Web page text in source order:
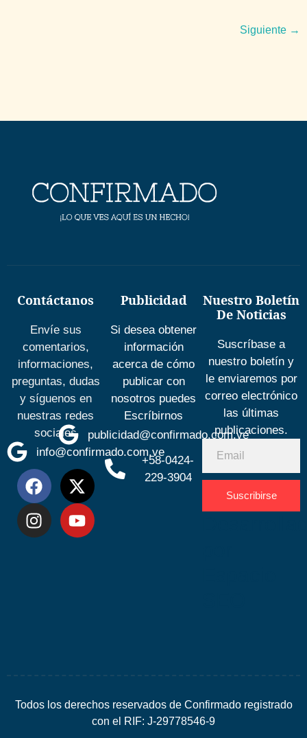
Siguiente →
Contáctanos
Envíe sus
comentarios,
informaciones,
preguntas, dudas
y síguenos en
nuestras redes
sociales
info@confirmado.com.ve
Publicidad
Si desea obtener
información
acerca de cómo
publicar con
nosotros puedes
Escríbirnos
publicidad@confirmado.com.ve
+58-0424-
229-3904
Nuestro Boletín
De Noticias
Suscríbase a
nuestro boletín y
le enviaremos por
correo electrónico
las últimas
publicaciones.
Suscribirse
Todos los derechos reservados de Confirmado registrado
con el RIF: J-29778546-9